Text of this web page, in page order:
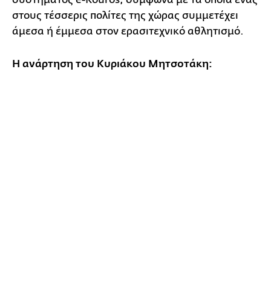
στους τέσσερις πολίτες της χώρας συμμετέχει
άμεσα ή έμμεσα στον ερασιτεχνικό αθλητισμό.
Η ανάρτηση του Κυριάκου Μητσοτάκη: